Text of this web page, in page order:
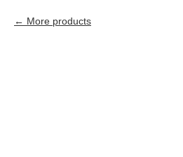
More products